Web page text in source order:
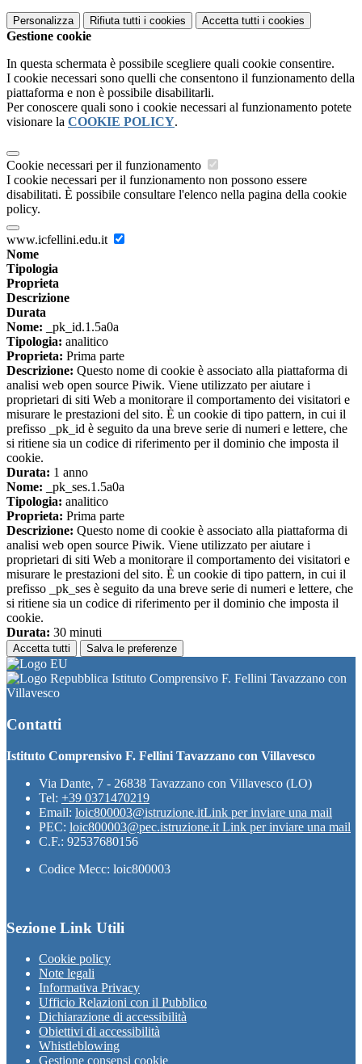
Personalizza Rifiuta tutti i cookies Accetta tutti i cookies
Gestione cookie
In questa schermata è possibile scegliere quali cookie consentire.
I cookie necessari sono quelli che consentono il funzionamento della
piattaforma e non è possibile disabilitarli.
Per conoscere quali sono i cookie necessari al funzionamento potete
visionare la COOKIE POLICY.
Cookie necessari per il funzionamento
I cookie necessari per il funzionamento non possono essere
disabilitati. È possibile consultare l'elenco nella pagina della cookie
policy.
www.icfellini.edu.it
Nome
Tipologia
Proprieta
Descrizione
Durata
Nome: _pk_id.1.5a0a
Tipologia: analitico
Proprieta: Prima parte
Descrizione: Questo nome di cookie è associato alla piattaforma di
analisi web open source Piwik. Viene utilizzato per aiutare i
proprietari di siti Web a monitorare il comportamento dei visitatori e
misurare le prestazioni del sito. È un cookie di tipo pattern, in cui il
prefisso _pk_id è seguito da una breve serie di numeri e lettere, che
si ritiene sia un codice di riferimento per il dominio che imposta il
cookie.
Durata: 1 anno
Nome: _pk_ses.1.5a0a
Tipologia: analitico
Proprieta: Prima parte
Descrizione: Questo nome di cookie è associato alla piattaforma di
analisi web open source Piwik. Viene utilizzato per aiutare i
proprietari di siti Web a monitorare il comportamento dei visitatori e
misurare le prestazioni del sito. È un cookie di tipo pattern, in cui il
prefisso _pk_ses è seguito da una breve serie di numeri e lettere, che
si ritiene sia un codice di riferimento per il dominio che imposta il
cookie.
Durata: 30 minuti
Accetta tutti Salva le preferenze
Istituto Comprensivo F. Fellini Tavazzano con
Villavesco
Contatti
Istituto Comprensivo F. Fellini Tavazzano con Villavesco
Via Dante, 7 - 26838 Tavazzano con Villavesco (LO)
Tel: +39 0371470219
Email: loic800003@istruzione.itLink per inviare una mail
PEC: loic800003@pec.istruzione.it Link per inviare una mail
C.F.: 92537680156
Codice Mecc: loic800003
Sezione Link Utili
Cookie policy
Note legali
Informativa Privacy
Ufficio Relazioni con il Pubblico
Dichiarazione di accessibilità
Obiettivi di accessibilità
Whistleblowing
Gestione consensi cookie